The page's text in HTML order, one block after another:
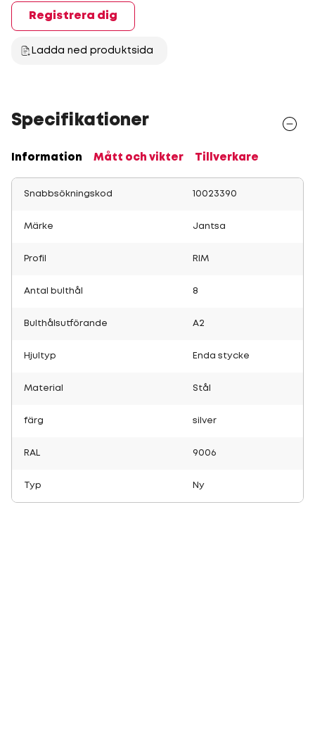
Registrera dig
Ladda ned produktsida
Specifikationer
Information Mått och vikter Tillverkare
Snabbsökningskod 10023390
Märke Jantsa
Profil RIM
Antal bulthål 8
Bulthålsutförande A2
Hjultyp Enda stycke
Material Stål
färg silver
RAL 9006
Typ Ny